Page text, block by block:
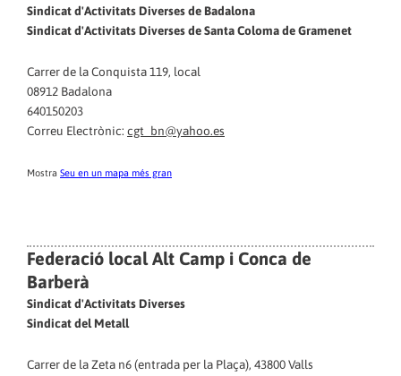
Sindicat d'Activitats Diverses de Badalona
Sindicat d'Activitats Diverses de Santa Coloma de Gramenet
Carrer de la Conquista 119, local
08912 Badalona
640150203
Correu Electrònic: cgt_bn@yahoo.es
Mostra Seu en un mapa més gran
Federació local Alt Camp i Conca de
Barberà
Sindicat d'Activitats Diverses
Sindicat del Metall
Carrer de la Zeta n6 (entrada per la Plaça), 43800 Valls